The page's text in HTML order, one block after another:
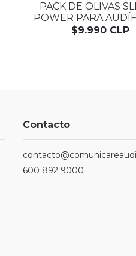
PACK DE OLIVAS
POWER PARA
$9.990 CLP
Contacto
600 892 9000